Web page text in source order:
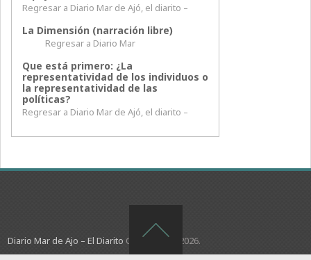
Regresar a Diario Mar de Ajó, el diarito –
La Dimensión (narración libre)
Regresar a Diario Mar
Que está primero: ¿La
representatividad de los individuos o
la representatividad de las
políticas?
Regresar a Diario Mar de Ajó, el diarito –
Diario Mar de Ajo – El Diarito Copyright © 2026.